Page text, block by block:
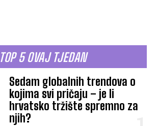
TOP 5 OVAJ TJEDAN
Sedam globalnih trendova o
kojima svi pričaju – je li
hrvatsko tržište spremno za
njih?